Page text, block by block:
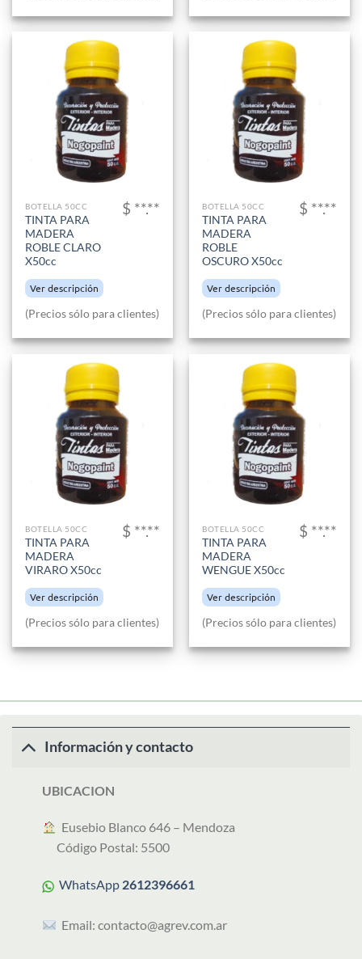
BOTELLA 50CC
TINTA PARA
MADERA
ROBLE CLARO
X50cc
Ver descripción
$ **.**
(Precios sólo para clientes)
BOTELLA 50CC
TINTA PARA
MADERA
ROBLE
OSCURO X50cc
Ver descripción
$ **.**
(Precios sólo para clientes)
BOTELLA 50CC
TINTA PARA
MADERA
VIRARO X50cc
Ver descripción
$ **.**
(Precios sólo para clientes)
BOTELLA 50CC
TINTA PARA
MADERA
WENGUE X50cc
Ver descripción
$ **.**
(Precios sólo para clientes)
Información y contacto
UBICACION
︎ Eusebio Blanco 646 – Mendoza
Código Postal: 5500
WhatsApp 2612396661
Email:contacto@agrev.com.ar